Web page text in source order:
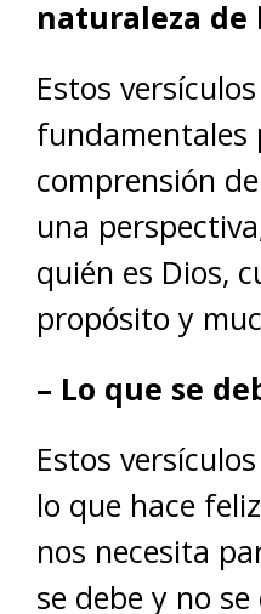
naturaleza de
Estos
fundamentales
comprensión
una
quién es Dios,
propósito y
– Lo que se
Estos
lo que hace
nos necesita
se debe y no